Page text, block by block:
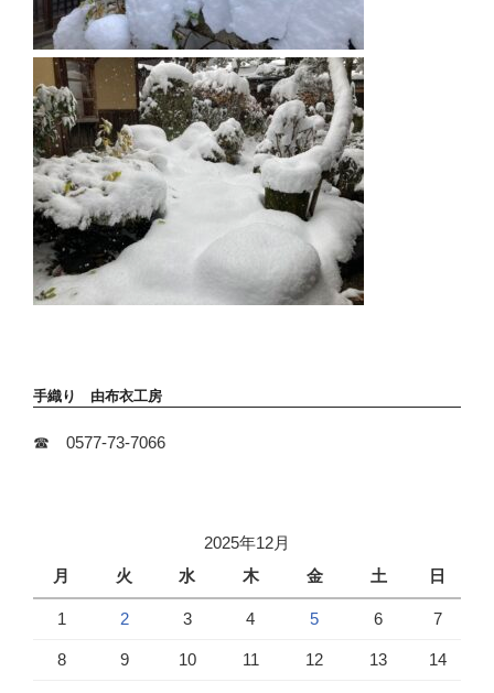
手織り 由布衣工房
☎ 0577-73-7066
2025年12月
月
火 水 木 金 土 日
1 2 3 4 5 6 7
8 9 10 11 12 13 14